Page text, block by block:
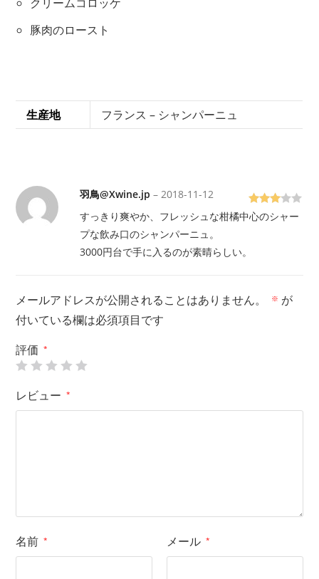
豚肉のロースト
生産地 フランス – シャンパーニュ
5段階
羽鳥@Xwine.jp– 2018-11-12
すっきり爽やか、フレッシュな柑橘中心のシャー
プな飲み口のシャンパーニュ。
3000円台で手に入るのが素晴らしい。
メールアドレスが公開されることはありません。 ※ が
付いている欄は必須項目です
評価
*
レビュー *
名前 * メール *